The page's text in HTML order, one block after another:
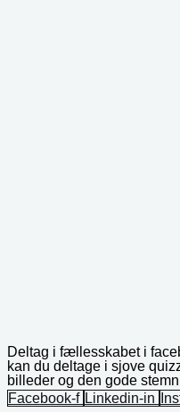
Deltag i fællesskabet i
kan du deltage i sjove
billeder og den gode
Facebook-f Linkedin-in